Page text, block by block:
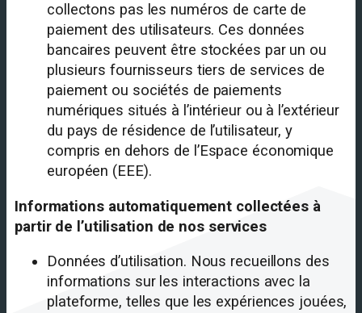
collectons pas les numéros de carte de
paiement des utilisateurs. Ces données
bancaires peuvent être stockées par un ou
plusieurs fournisseurs tiers de services de
paiement ou sociétés de paiements
numériques situés à l’intérieur ou à l’extérieur
du pays de résidence de l’utilisateur, y
compris en dehors de l’Espace économique
européen (EEE).
Informations automatiquement collectées à
partir de l’utilisation de nos services
Données d’utilisation. Nous recueillons des
informations sur les interactions avec la
plateforme, telles que les expériences jouées,